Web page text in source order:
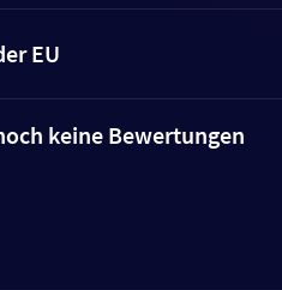
EU
keine Bewertungen